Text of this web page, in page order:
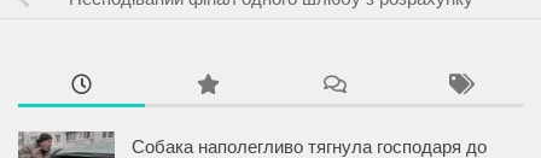
Собака наполегливо тягнула господаря до